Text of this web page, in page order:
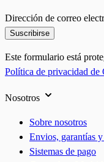
Dirección de correo
Suscribirse
Este formulario está
Política de privacidad de
Nosotros
Sobre nosotros
Envios, garantías
Sistemas de pago